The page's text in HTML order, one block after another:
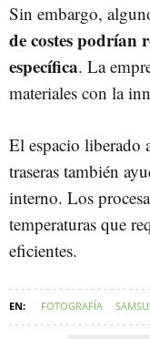
Sin embargo,
de costes podrían
específica. La
materiales con la
El espacio liberado
traseras también
interno. Los
temperaturas que
eficientes.
FOTOGRAFÍA